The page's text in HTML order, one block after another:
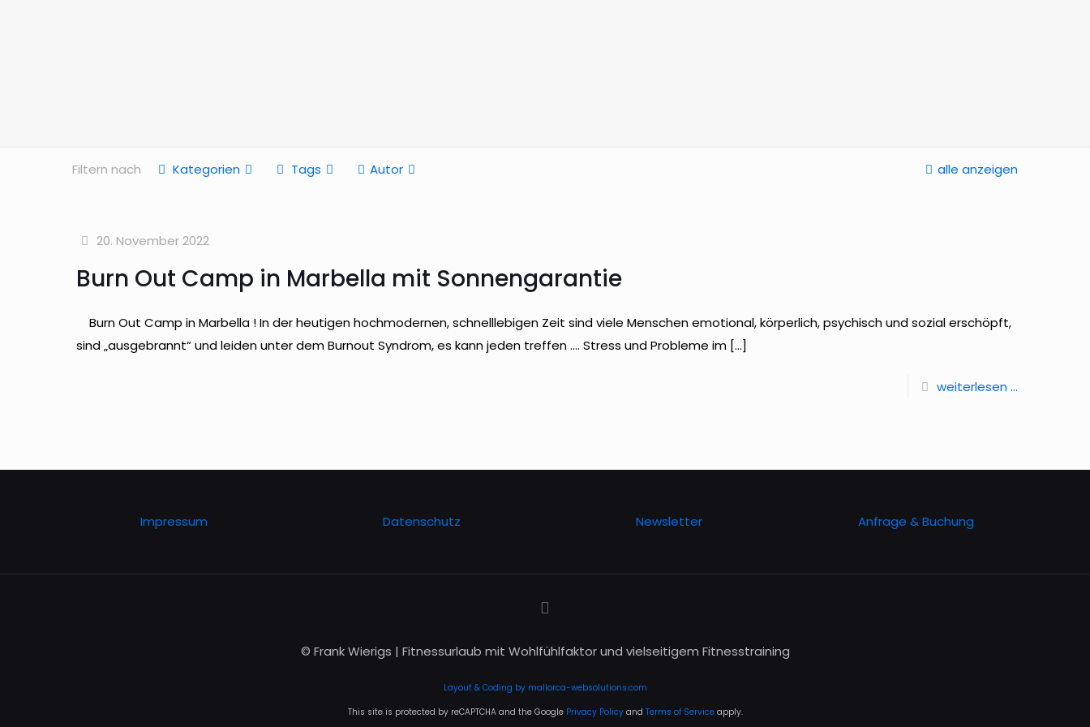
Filtern nach Kategorien Tags Autor alle anzeigen
20. November 2022
Burn Out Camp in Marbella mit Sonnengarantie
Burn Out Camp in Marbella ! In der heutigen hochmodernen, schnelllebigen Zeit sind viele Menschen emotional, körperlich, psychisch und sozial erschöpft,
sind „ausgebrannt“ und leiden unter dem Burnout Syndrom, es kann jeden treffen …. Stress und Probleme im […]
weiterlesen ...
Impressum Datenschutz Newsletter Anfrage & Buchung
© Frank Wierigs | Fitnessurlaub mit Wohlfühlfaktor und vielseitigem Fitnesstraining
Layout & Coding by mallorca-websolutions.com
This site is protected by reCAPTCHA and the Google Privacy Policyand Terms of Serviceapply.